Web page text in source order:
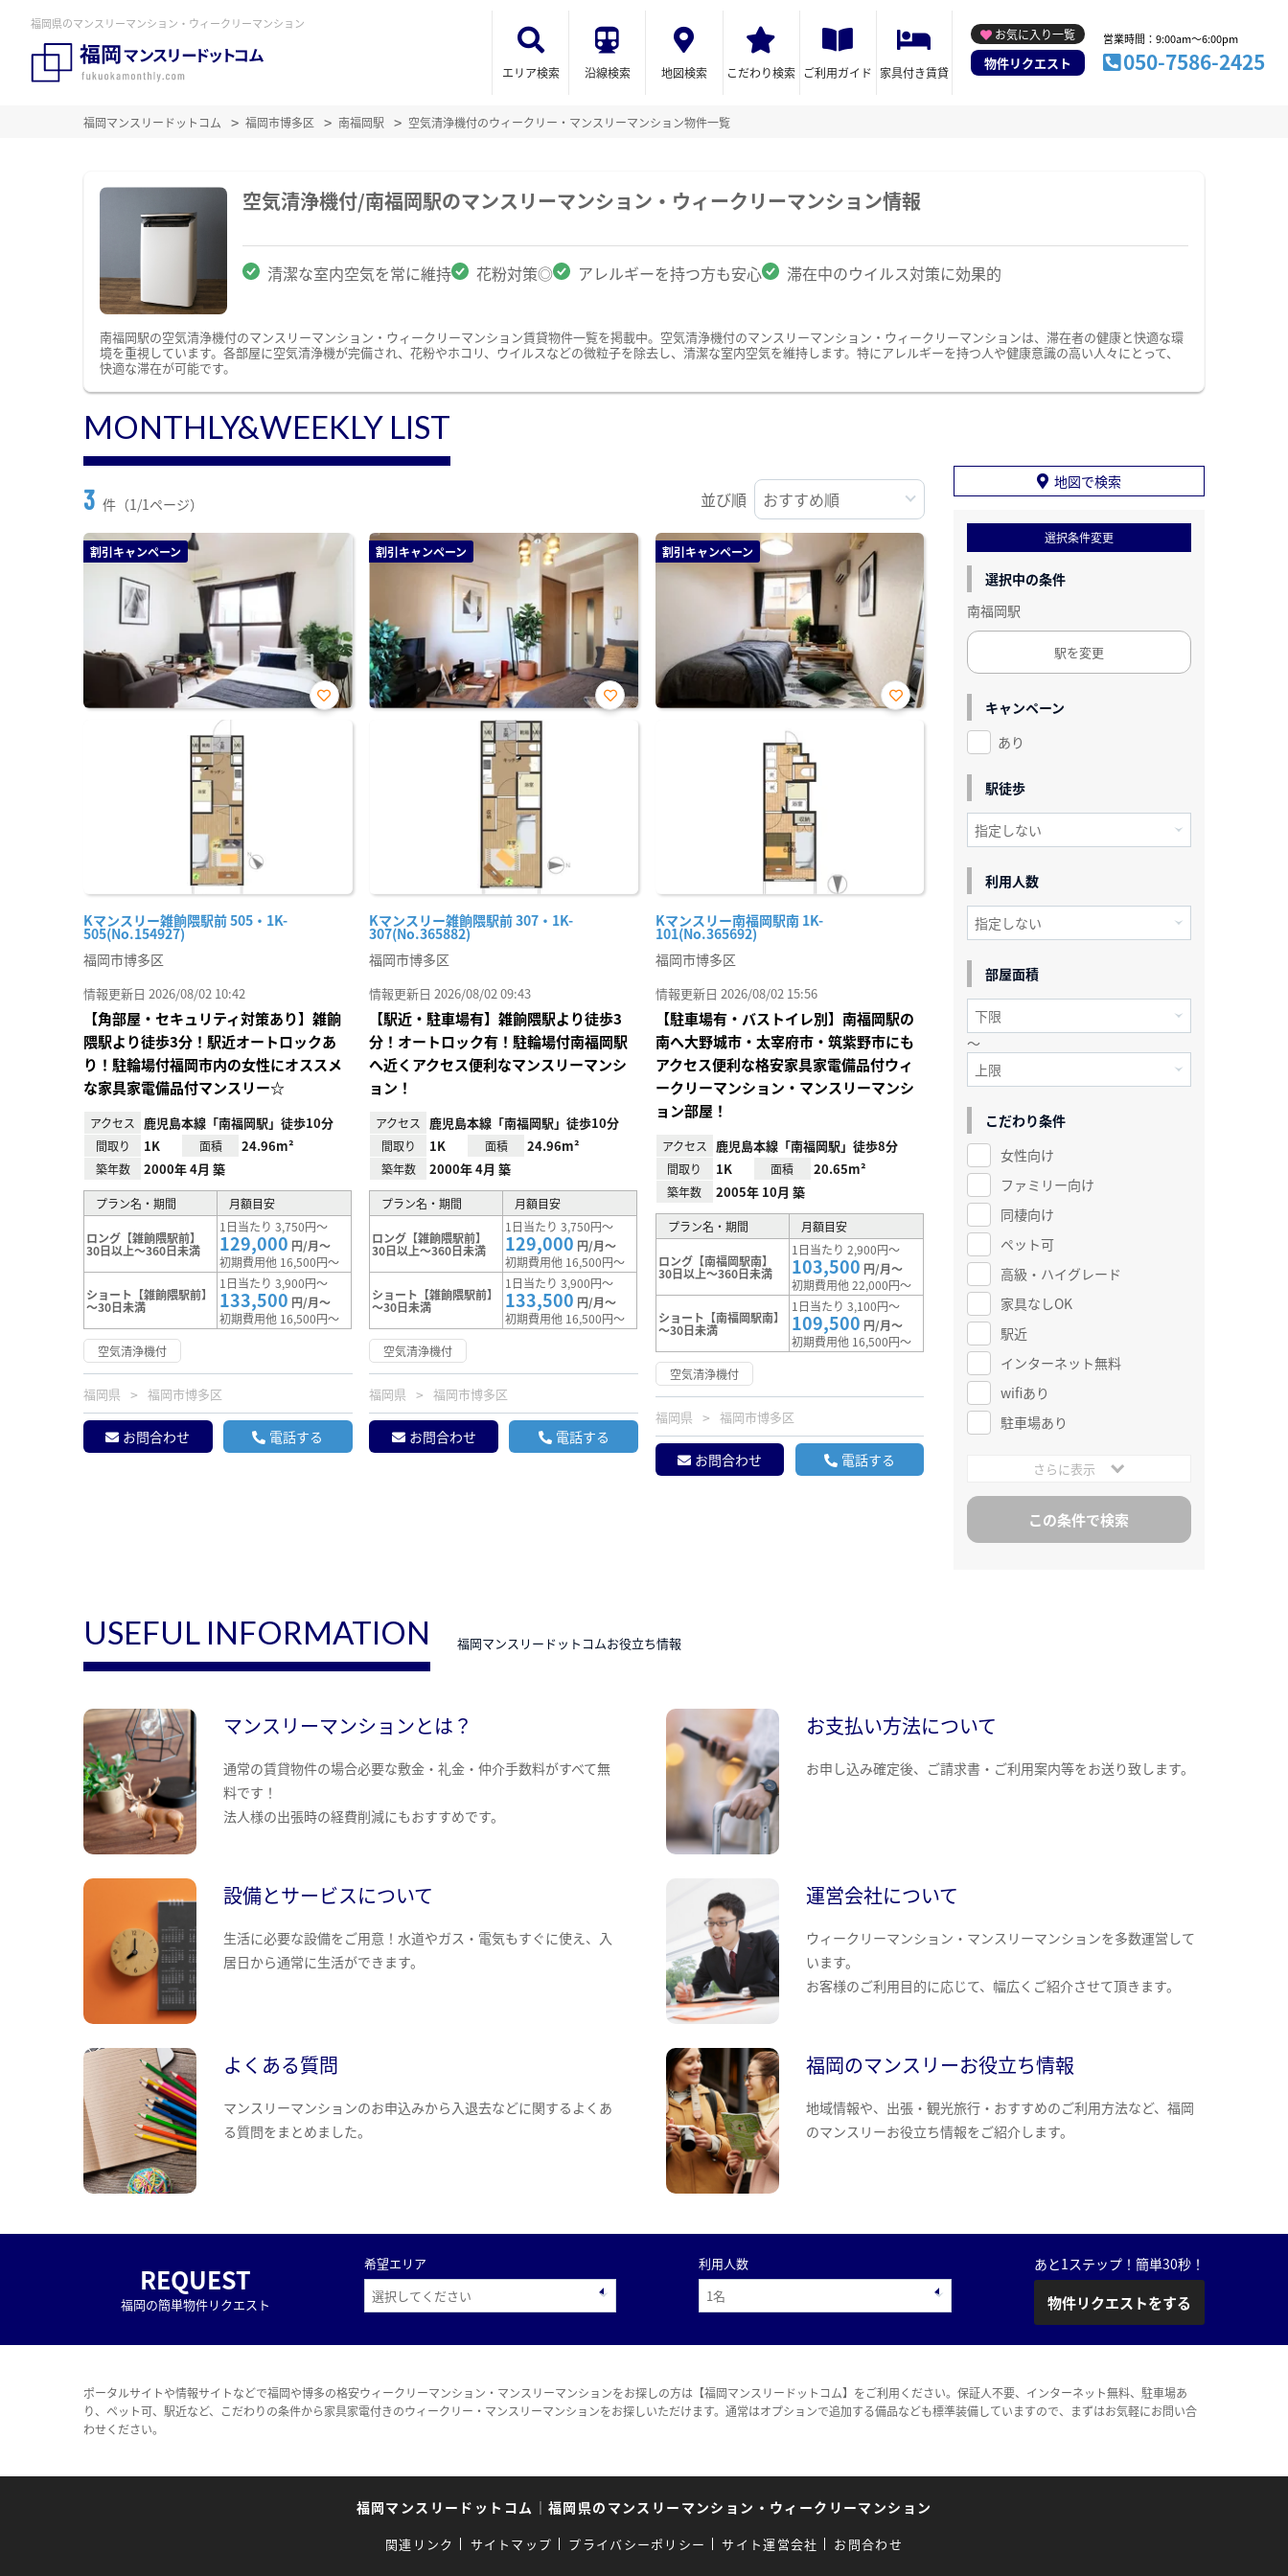
福岡県のマンスリーマンション・ウィークリーマンション
エリア検索 沿線検索 地図検索 こだわり検索 ご利用ガイド 家具付き賃貸
お気に入り一覧
物件リクエスト
営業時間：9:00am～6:00pm
050-7586-2425
福岡マンスリードットコム 福岡市博多区 南福岡駅 空気清浄機付のウィークリー・マンスリーマンション物件一覧
空気清浄機付/南福岡駅のマンスリーマンション・ウィークリーマンション情報
清潔な室内空気を常に維持 花粉対策◎ アレルギーを持つ方も安心 滞在中のウイルス対策に効果的
南福岡駅の空気清浄機付のマンスリーマンション・ウィークリーマンション賃貸物件一覧を掲載中。空気清浄機付のマンスリーマンション・ウィークリーマンションは、滞在者の健康と快適な環
境を重視しています。各部屋に空気清浄機が完備され、花粉やホコリ、ウイルスなどの微粒子を除去し、清潔な室内空気を維持します。特にアレルギーを持つ人や健康意識の高い人々にとって、
快適な滞在が可能です。
MONTHLY&WEEKLY LIST
3 件（1/1ページ） 並び順
割引キャンペーン
Kマンスリー雑餉隈駅前 505・1K-
505(No.154927)
お気
福岡市博多区
情報更新日 2026/08/02 10:42
【角部屋・セキュリティ対策あり】雑餉
隈駅より徒歩3分！駅近オートロックあ
り！駐輪場付福岡市内の女性にオススメ
な家具家電備品付マンスリー☆
アクセス 鹿児島本線「南福岡駅」徒歩10分
間取り 1K 面積 24.96m²
築年数 2000年 4月 築
プラン名・期間 月額目安
ロング【雑餉隈駅前】
30日以上～360日未満
1日当たり 3,750円～
129,000 円/月～
初期費用他 16,500円～
ショート【雑餉隈駅前】
～30日未満
1日当たり 3,900円～
133,500 円/月～
初期費用他 16,500円～
空気清浄機付
福岡県 福岡市博多区
お問合わせ 電話する
割引キャンペーン
Kマンスリー雑餉隈駅前 307・1K-
307(No.365882)
お気
福岡市博多区
情報更新日 2026/08/02 09:43
【駅近・駐車場有】雑餉隈駅より徒歩3
分！オートロック有！駐輪場付南福岡駅
へ近くアクセス便利なマンスリーマンシ
ョン！
アクセス 鹿児島本線「南福岡駅」徒歩10分
間取り 1K 面積 24.96m²
築年数 2000年 4月 築
プラン名・期間 月額目安
ロング【雑餉隈駅前】
30日以上～360日未満
1日当たり 3,750円～
129,000 円/月～
初期費用他 16,500円～
ショート【雑餉隈駅前】
～30日未満
1日当たり 3,900円～
133,500 円/月～
初期費用他 16,500円～
空気清浄機付
福岡県 福岡市博多区
お問合わせ 電話する
割引キャンペーン
Kマンスリー南福岡駅南 1K-
101(No.365692)
お気
福岡市博多区
情報更新日 2026/08/02 15:56
【駐車場有・バストイレ別】南福岡駅の
南へ大野城市・太宰府市・筑紫野市にも
アクセス便利な格安家具家電備品付ウィ
ークリーマンション・マンスリーマンシ
ョン部屋！
アクセス 鹿児島本線「南福岡駅」徒歩8分
間取り 1K 面積 20.65m²
築年数 2005年 10月 築
プラン名・期間 月額目安
ロング【南福岡駅南】
30日以上～360日未満
1日当たり 2,900円～
103,500 円/月～
初期費用他 22,000円～
ショート【南福岡駅南】
～30日未満
1日当たり 3,100円～
109,500 円/月～
初期費用他 16,500円～
空気清浄機付
福岡県 福岡市博多区
お問合わせ 電話する
地図で検索
選択条件変更
選択中の条件
南福岡駅
駅を変更
キャンペーン
あり
駅徒歩
利用人数
部屋面積
～
こだわり条件
女性向け
ファミリー向け
同棲向け
ペット可
高級・ハイグレード
家具なしOK
駅近
インターネット無料
wifiあり
駐車場あり
さらに表示
USEFUL INFORMATION 福岡マンスリードットコムお役立ち情報
マンスリーマンションとは？
通常の賃貸物件の場合必要な敷金・礼金・仲介手数料がすべて無
料です！
法人様の出張時の経費削減にもおすすめです。
お支払い方法について
お申し込み確定後、ご請求書・ご利用案内等をお送り致します。
設備とサービスについて
生活に必要な設備をご用意！水道やガス・電気もすぐに使え、入
居日から通常に生活ができます。
運営会社について
ウィークリーマンション・マンスリーマンションを多数運営して
います。
お客様のご利用目的に応じて、幅広くご紹介させて頂きます。
よくある質問
マンスリーマンションのお申込みから入退去などに関するよくあ
る質問をまとめました。
福岡のマンスリーお役立ち情報
地域情報や、出張・観光旅行・おすすめのご利用方法など、福岡
のマンスリーお役立ち情報をご紹介します。
REQUEST
福岡の簡単物件リクエスト
希望エリア 利用人数 あと1ステップ！簡単30秒！
物件リクエストをする
ポータルサイトや情報サイトなどで福岡や博多の格安ウィークリーマンション・マンスリーマンションをお探しの方は【福岡マンスリードットコム】をご利用ください。保証人不要、インターネット無料、駐車場あ
り、ペット可、駅近など、こだわりの条件から家具家電付きのウィークリー・マンスリーマンションをお探しいただけます。通常はオプションで追加する備品なども標準装備していますので、まずはお気軽にお問い合
わせください。
福岡マンスリードットコム ｜ 福岡県のマンスリーマンション・ウィークリーマンション
関連リンク サイトマップ プライバシーポリシー サイト運営会社 お問合わせ